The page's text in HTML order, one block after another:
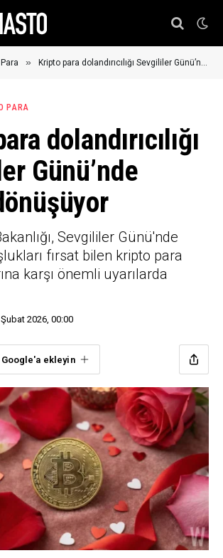
» Kripto para dolandırıcılığı Sevgililer Günü’nde silaha dönüşüyor
PARA
dolandırıcılığı
Günü’nde
Sevgililer Günü'nde
fırsat bilen kripto para
karşı önemli uyarılarda
2026, 00:00
ekleyin